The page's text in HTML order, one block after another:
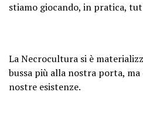
stiamo giocando, in pratica,
La Necrocultura si è
bussa più alla nostra porta,
nostre esistenze.